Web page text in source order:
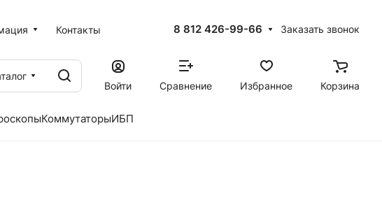
Контакты 8 812 426-99-66 Заказать звонок
Войти
Сравнение Избранное Корзина
КоммутаторыИБП